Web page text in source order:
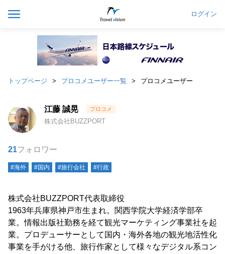
ログイン
トップページ プロコメユーザー一覧 プロコメユーザー
江藤 誠晃
株式会社BUZZPORT
21フォロワー
#海外 #国内 #旅行会社 #行政
株式会社BUZZPORT代表取締役
1963年兵庫県神戸市生まれ。関西学院大学経済学部卒
業。情報出版社勤務を経て観光マーケティング事業社を起
業。プロデューサーとして国内・海外各地の観光地活性化
事業を手がける他、旅行作家として様々なデジタル系コン